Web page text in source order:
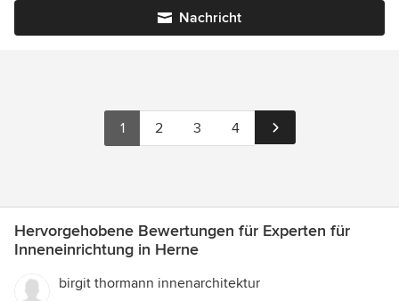
Nachricht
1 2 3 4
Hervorgehobene Bewertungen für Experten für
Inneneinrichtung in Herne
birgit thormann innenarchitektur